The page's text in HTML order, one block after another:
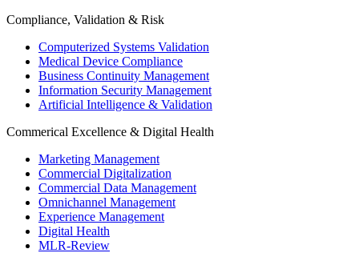
Compliance, Validation & Risk
Computerized Systems Validation
Medical Device Compliance
Business Continuity Management
Information Security Management
Artificial Intelligence & Validation
Commerical Excellence & Digital Health
Marketing Management
Commercial Digitalization
Commercial Data Management
Omnichannel Management
Experience Management
Digital Health
MLR-Review